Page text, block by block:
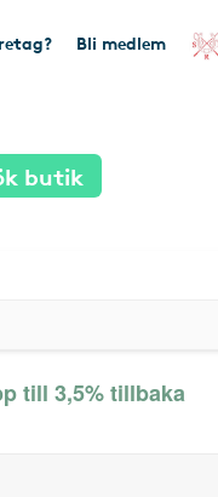
Bli medlem
butik
till 3,5% tillbaka